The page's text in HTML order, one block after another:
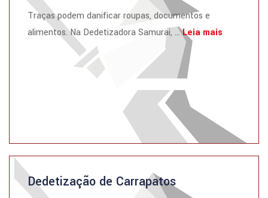
Traças podem danificar roupas, documentos e
alimentos. Na Dedetizadora Samurai, ...Leia mais
Dedetização de Carrapatos